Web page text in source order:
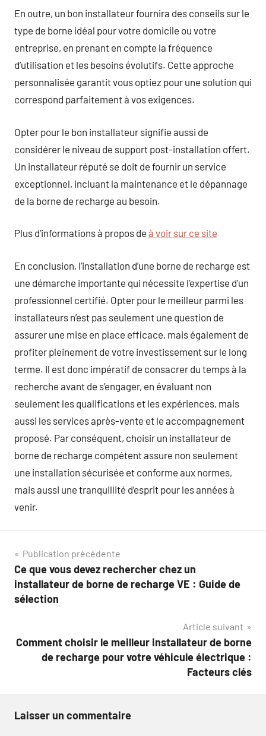
En outre, un bon installateur fournira des conseils sur le
type de borne idéal pour votre domicile ou votre
entreprise, en prenant en compte la fréquence
d’utilisation et les besoins évolutifs. Cette approche
personnalisée garantit vous optiez pour une solution qui
correspond parfaitement à vos exigences.
Opter pour le bon installateur signifie aussi de
considérer le niveau de support post-installation offert.
Un installateur réputé se doit de fournir un service
exceptionnel, incluant la maintenance et le dépannage
de la borne de recharge au besoin.
Plus d’informations à propos de à voir sur ce site
En conclusion, l’installation d’une borne de recharge est
une démarche importante qui nécessite l’expertise d’un
professionnel certifié. Opter pour le meilleur parmi les
installateurs n’est pas seulement une question de
assurer une mise en place efficace, mais également de
profiter pleinement de votre investissement sur le long
terme. Il est donc impératif de consacrer du temps à la
recherche avant de s’engager, en évaluant non
seulement les qualifications et les expériences, mais
aussi les services après-vente et le accompagnement
proposé. Par conséquent, choisir un installateur de
borne de recharge compétent assure non seulement
une installation sécurisée et conforme aux normes,
mais aussi une tranquillité d’esprit pour les années à
venir.
Navigation
de
l’article
Publication précédente
Ce que vous devez rechercher chez un
installateur de borne de recharge VE : Guide de
sélection
Article suivant
Comment choisir le meilleur installateur de borne
de recharge pour votre véhicule électrique :
Facteurs clés
Laisser un commentaire